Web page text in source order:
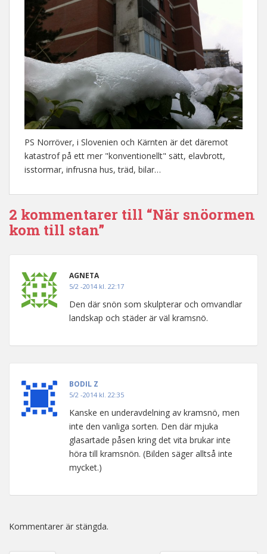
PS Norröver, i Slovenien och Kärnten är det däremot
katastrof på ett mer "konventionellt" sätt, elavbrott,
isstormar, infrusna hus, träd, bilar…
2 kommentarer till “När snöormen
kom till stan”
AGNETA
5/2 -2014 kl. 22:17
Den där snön som skulpterar och omvandlar
landskap och städer är väl kramsnö.
BODIL Z
5/2 -2014 kl. 22:35
Kanske en underavdelning av kramsnö, men
inte den vanliga sorten. Den där mjuka
glasartade påsen kring det vita brukar inte
höra till kramsnön. (Bilden säger alltså inte
mycket.)
Kommentarer är stängda.